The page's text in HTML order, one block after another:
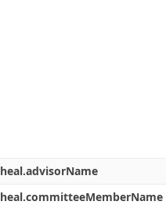
heal.advisorName
heal.committeeMemberName